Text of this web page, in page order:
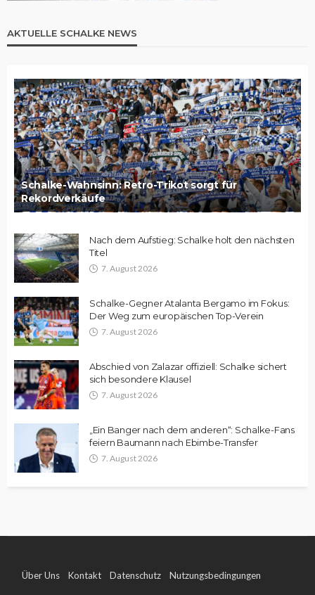
AKTUELLE SCHALKE NEWS
Schalke-Wahnsinn: Retro-Trikot sorgt für
Rekordverkäufe
Nach dem Aufstieg: Schalke holt den nächsten
Titel
7. August 2026
Schalke-Gegner Atalanta Bergamo im Fokus:
Der Weg zum europäischen Top-Verein
7. August 2026
Abschied von Zalazar offiziell: Schalke sichert
sich besondere Klausel
7. August 2026
„Ein Banger nach dem anderen“: Schalke-Fans
feiern Baumann nach Ebimbe-Transfer
7. August 2026
Über Uns Kontakt Datenschutz Nutzungsbedingungen